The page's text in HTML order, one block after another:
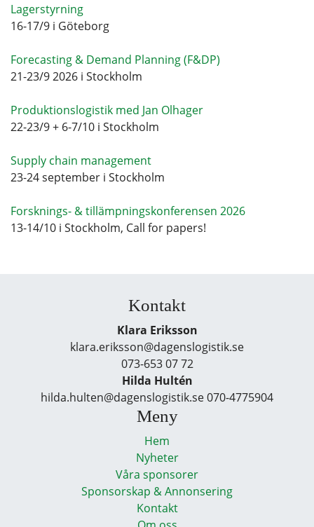
Lagerstyrning
16-17/9 i Göteborg
Forecasting & Demand Planning (F&DP)
21-23/9 2026 i Stockholm
Produktionslogistik med Jan Olhager
22-23/9 + 6-7/10 i Stockholm
Supply chain management
23-24 september i Stockholm
Forsknings- & tillämpningskonferensen 2026
13-14/10 i Stockholm, Call for papers!
Kontakt
Klara Eriksson
klara.eriksson@dagenslogistik.se
073-653 07 72
Hilda Hultén
hilda.hulten@dagenslogistik.se 070-4775904
Meny
Hem
Nyheter
Våra sponsorer
Sponsorskap & Annonsering
Kontakt